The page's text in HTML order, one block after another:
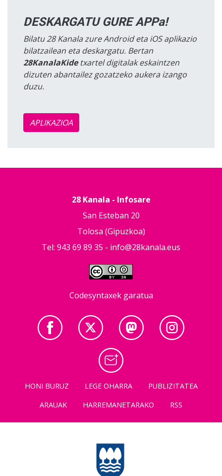
DESKARGATU GURE APPa!
Bilatu 28 Kanala zure Android eta iOS aplikazio
bilatzailean eta deskargatu. Bertan
28KanalaKidetxartel digitalak eskaintzen
dizuten abantailez gozatzeko aukera izango
duzu.
APLIKAZIOA
28 Kanala - Infosare
San Esteban 20
Tolosa (Gipuzkoa)
Tel: 943 69 89 35 - info@28kanala.eus
Codesyntaxek garatua
HONI BURUZ LEGE OHARRA
PUBLIZITATEA
ARAUAK
HARREMANETARAKO RSS